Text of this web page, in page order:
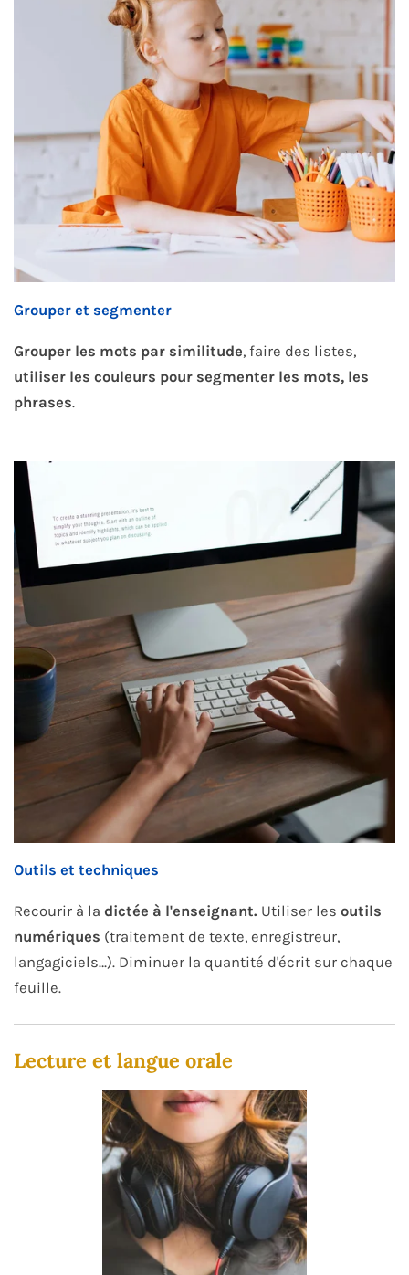
Grouper et segmenter
Grouper les mots par similitude, faire des listes,
utiliser les couleurs pour segmenter les mots, les
phrases.
Outils et techniques
Recourir à la dictée à l'enseignant. Utiliser les outils
numériques (traitement de texte, enregistreur,
langagiciels…). Diminuer la quantité d'écrit sur chaque
feuille.
Lecture et langue orale